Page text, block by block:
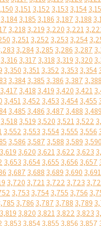
3,1513,152 3,153 3,154
3,1843,185 3,186 3,187 3,188
3,218 3,219 3,220 3,221
3,2513,252 3,253 3,254
3,2843,285 3,286 3,287
3,316 3,317 3,318 3,319 3,320
3,350 3,3513,352 3,353 3,354
3,3843,385 3,386 3,387 3,388
3,417 3,418 3,419 3,420 3,421
3,4513,452 3,453 3,4543,455
3,485 3,486 3,487 3,488 3,489
3,518 3,519 3,520 3,5213,522
3,552 3,553 3,5543,555 3,556
3,586 3,587 3,588 3,589 3,590
3,619 3,620 3,6213,622 3,623
3,653 3,6543,655 3,656 3,657
3,687 3,688 3,689 3,690 3,691
3,720 3,7213,722 3,723
3,753 3,7543,755 3,756
3,786 3,787 3,788 3,789
3,819 3,820 3,8213,822 3,823
3,853 3,8543,855 3,856 3,857